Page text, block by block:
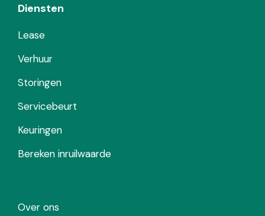
Diensten
Lease
Verhuur
Storingen
Servicebeurt
Keuringen
Bereken inruilwaarde
Over ons